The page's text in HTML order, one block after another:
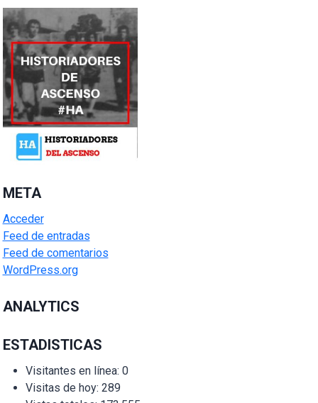
META
Acceder
Feed de entradas
Feed de comentarios
WordPress.org
ANALYTICS
ESTADISTICAS
Visitantes en línea: 0
Visitas de hoy: 289